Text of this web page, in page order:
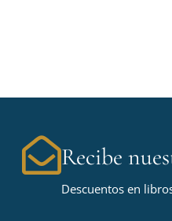
Recibe
Descuentos en